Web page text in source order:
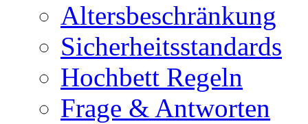
Altersbeschränkung
Sicherheitsstandards
Hochbett Regeln
Frage & Antworten